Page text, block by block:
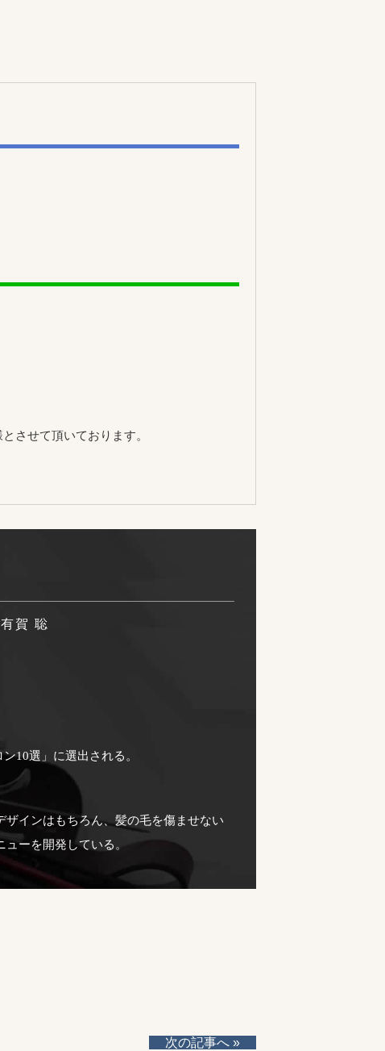
させて頂いております。
有賀 聡
10選」に選出される。
インはもちろん、髪の毛を傷ませない
ーを開発している。
次の記事へ »